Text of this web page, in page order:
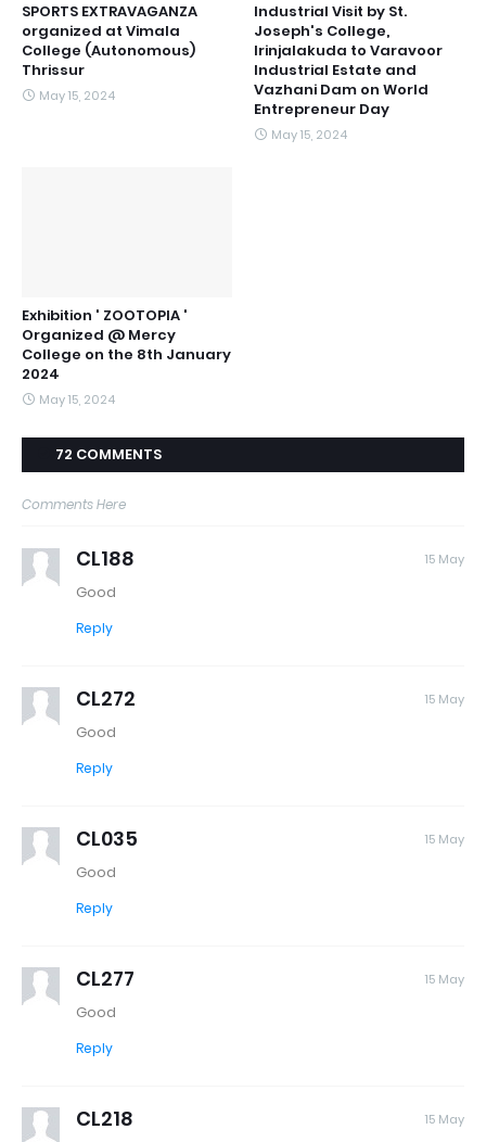
SPORTS EXTRAVAGANZA
organized at Vimala
College (Autonomous)
Thrissur
May 15, 2024
Industrial Visit by St.
Joseph's College,
Irinjalakuda to Varavoor
Industrial Estate and
Vazhani Dam on World
Entrepreneur Day
May 15, 2024
Exhibition ' ZOOTOPIA '
Organized @ Mercy
College on the 8th January
2024
May 15, 2024
72 COMMENTS
Comments Here
CL188 15 May
Good
Reply
CL272 15 May
Good
Reply
CL035 15 May
Good
Reply
CL277 15 May
Good
Reply
CL218 15 May